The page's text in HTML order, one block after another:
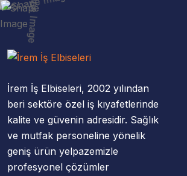
İrem İş Elbiseleri, 2002 yılından
beri sektöre özel iş kıyafetlerinde
kalite ve güvenin adresidir. Sağlık
ve mutfak personeline yönelik
geniş ürün yelpazemizle
profesyonel çözümler